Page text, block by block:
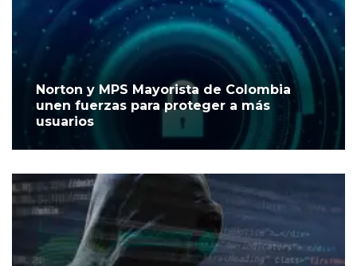
Norton y MPS Mayorista de Colombia
unen fuerzas para proteger a más
usuarios